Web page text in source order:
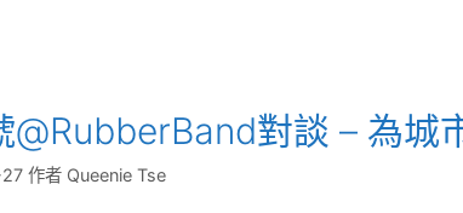
@RubberBand對談 – 為城
作者 Queenie Tse